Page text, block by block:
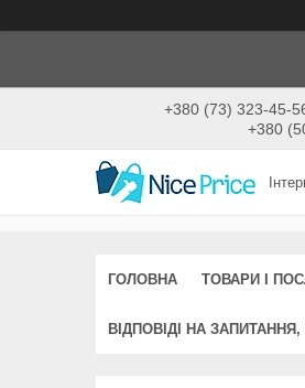
+380 (73) 323-45-
+380
ГОЛОВНА ТОВАРИ І
ВІДПОВІДІ НА